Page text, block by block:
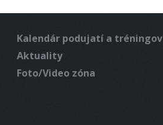
Kalendár podujatí a tréningov
Aktuality
Foto/Video zóna